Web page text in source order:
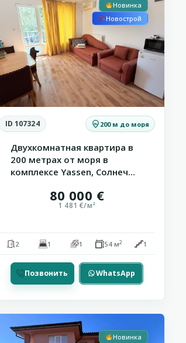
Новинка
Новострой
ID 107324 200 м до моря
Двухкомнатная квартира в
200 метрах от моря в
комплексе Yassen, Солнеч...
80 000 €
1 481 €/м²
2 1 1 54 м2 1
Позвонить WhatsApp
Равда
Новинка